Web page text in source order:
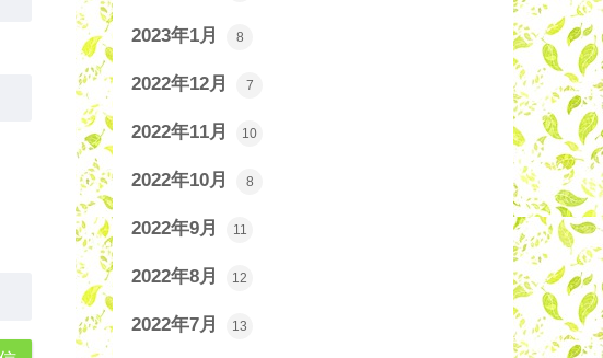
2023年1月 8
2022年12月 7
2022年11月 10
2022年10月 8
2022年9月 11
2022年8月 12
2022年7月 13